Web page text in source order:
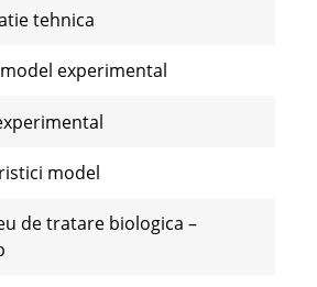
tehnica
experimental
model
de tratare biologica –